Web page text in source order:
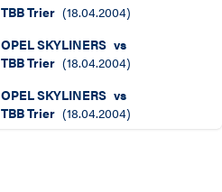
TBB Trier (18.04.2004)
OPEL SKYLINERS vs
TBB Trier (18.04.2004)
OPEL SKYLINERS vs
TBB Trier (18.04.2004)